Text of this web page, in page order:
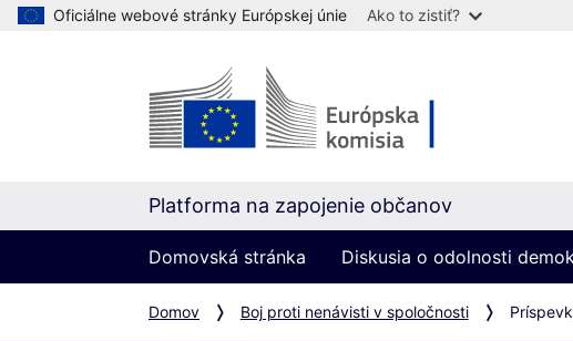
Oficiálne webové stránky Európskej únie Ako to zistiť?
Platforma na zapojenie občanov
Domovská stránka Diskusia o odolnosti
Domov Boj proti nenávisti v spoločnosti